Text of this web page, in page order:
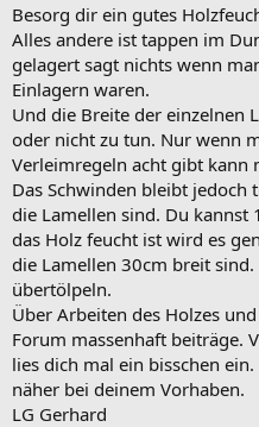
:
Besorg dir ein gutes
Alles andere ist tappen im
gelagert sagt nichts wenn
Einlagern waren.
Und die Breite der einzelnen
oder nicht zu tun. Nur wenn
Verleimregeln acht gibt kann
Das Schwinden bleibt
die Lamellen sind. Du kannst
das Holz feucht ist wird es
die Lamellen 30cm breit
übertölpeln.
Über Arbeiten des Holzes
Forum massenhaft beiträge.
lies dich mal ein bisschen
näher bei deinem Vorhaben.
LG Gerhard